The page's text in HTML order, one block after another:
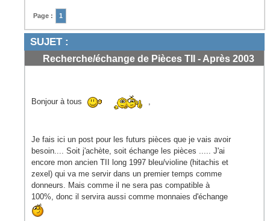
Page : 1
SUJET :
Recherche/échange de Pièces TII - Après 2003
Bonjour à tous ,
Je fais ici un post pour les futurs pièces que je vais avoir
besoin.... Soit j'achète, soit échange les pièces ..... J'ai
encore mon ancien TII long 1997 bleu/violine (hitachis et
zexel) qui va me servir dans un premier temps comme
donneurs. Mais comme il ne sera pas compatible à
100%, donc il servira aussi comme monnaies d'échange